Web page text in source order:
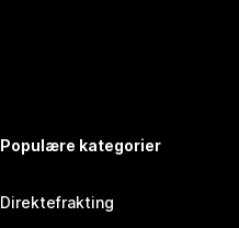
Populære kategorier
Direktefrakting